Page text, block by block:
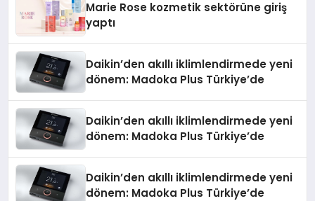
Marie Rose kozmetik sektörüne giriş
yaptı
Daikin’den akıllı iklimlendirmede yeni
dönem: Madoka Plus Türkiye’de
Daikin’den akıllı iklimlendirmede yeni
dönem: Madoka Plus Türkiye’de
Daikin’den akıllı iklimlendirmede yeni
dönem: Madoka Plus Türkiye’de